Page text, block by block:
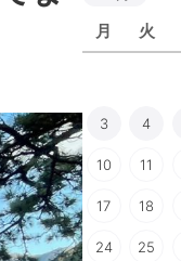
月 火
3 4
10 11
17 18
24 25